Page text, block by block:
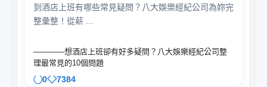
到酒店上班有哪些常見疑問？八大娛樂經紀公司為妳完
整彙整！從薪 ...
————想酒店上班卻有好多疑問？八大娛樂經紀公司整
理最常見的10個問題
0 7384